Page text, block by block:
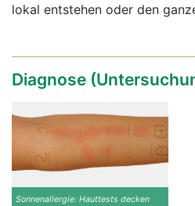
lokal entstehen oder den
Diagnose
Sonnenallergie: Hauttests decken